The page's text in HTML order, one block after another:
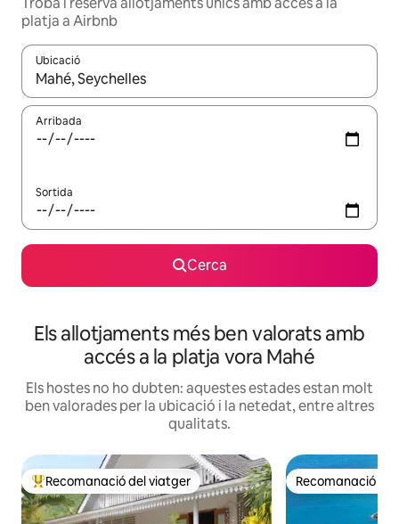
platja a Airbnb
Ubicació
Quan els resultats estiguin disponibles, podràs navegar-hi a
Arribada
Sortida
Cerca
Els allotjaments més ben valorats amb
accés a la platja vora Mahé
Els hostes no ho dubten: aquestes estades estan molt
ben valorades per la ubicació i la netedat, entre altres
qualitats.
Principals recomanacions dels viatgers
Recomanació del viatger Recomanació
Recomanació